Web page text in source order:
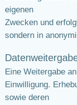
eigenen
Zwecken und
sondern in
Eine Weitergabe
Einwilligung.
sowie deren